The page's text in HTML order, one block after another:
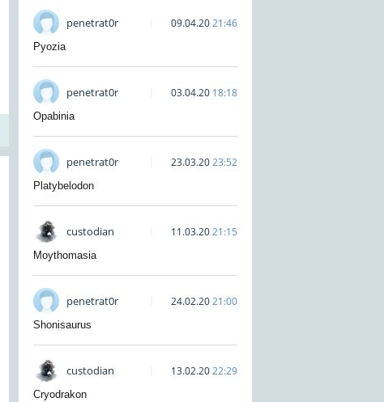
penetrat0r 09.04.2021:46
Pyozia
penetrat0r 03.04.20 18:18
Opabinia
penetrat0r 23.03.2023:52
Platybelodon
custodian 11.03.2021:15
Moythomasia
penetrat0r 24.02.2021:00
Shonisaurus
custodian 13.02.2022:29
Cryodrakon